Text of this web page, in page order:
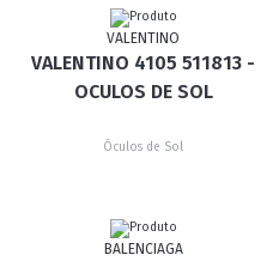
VALENTINO
VALENTINO 4105 511813 -
OCULOS DE SOL
Óculos de Sol
BALENCIAGA